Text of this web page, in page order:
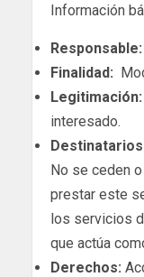
Información
Responsable:
Finalidad:
Legitimación:
interesado.
No se ceden
prestar este
los servicios
que actúa
Derechos: